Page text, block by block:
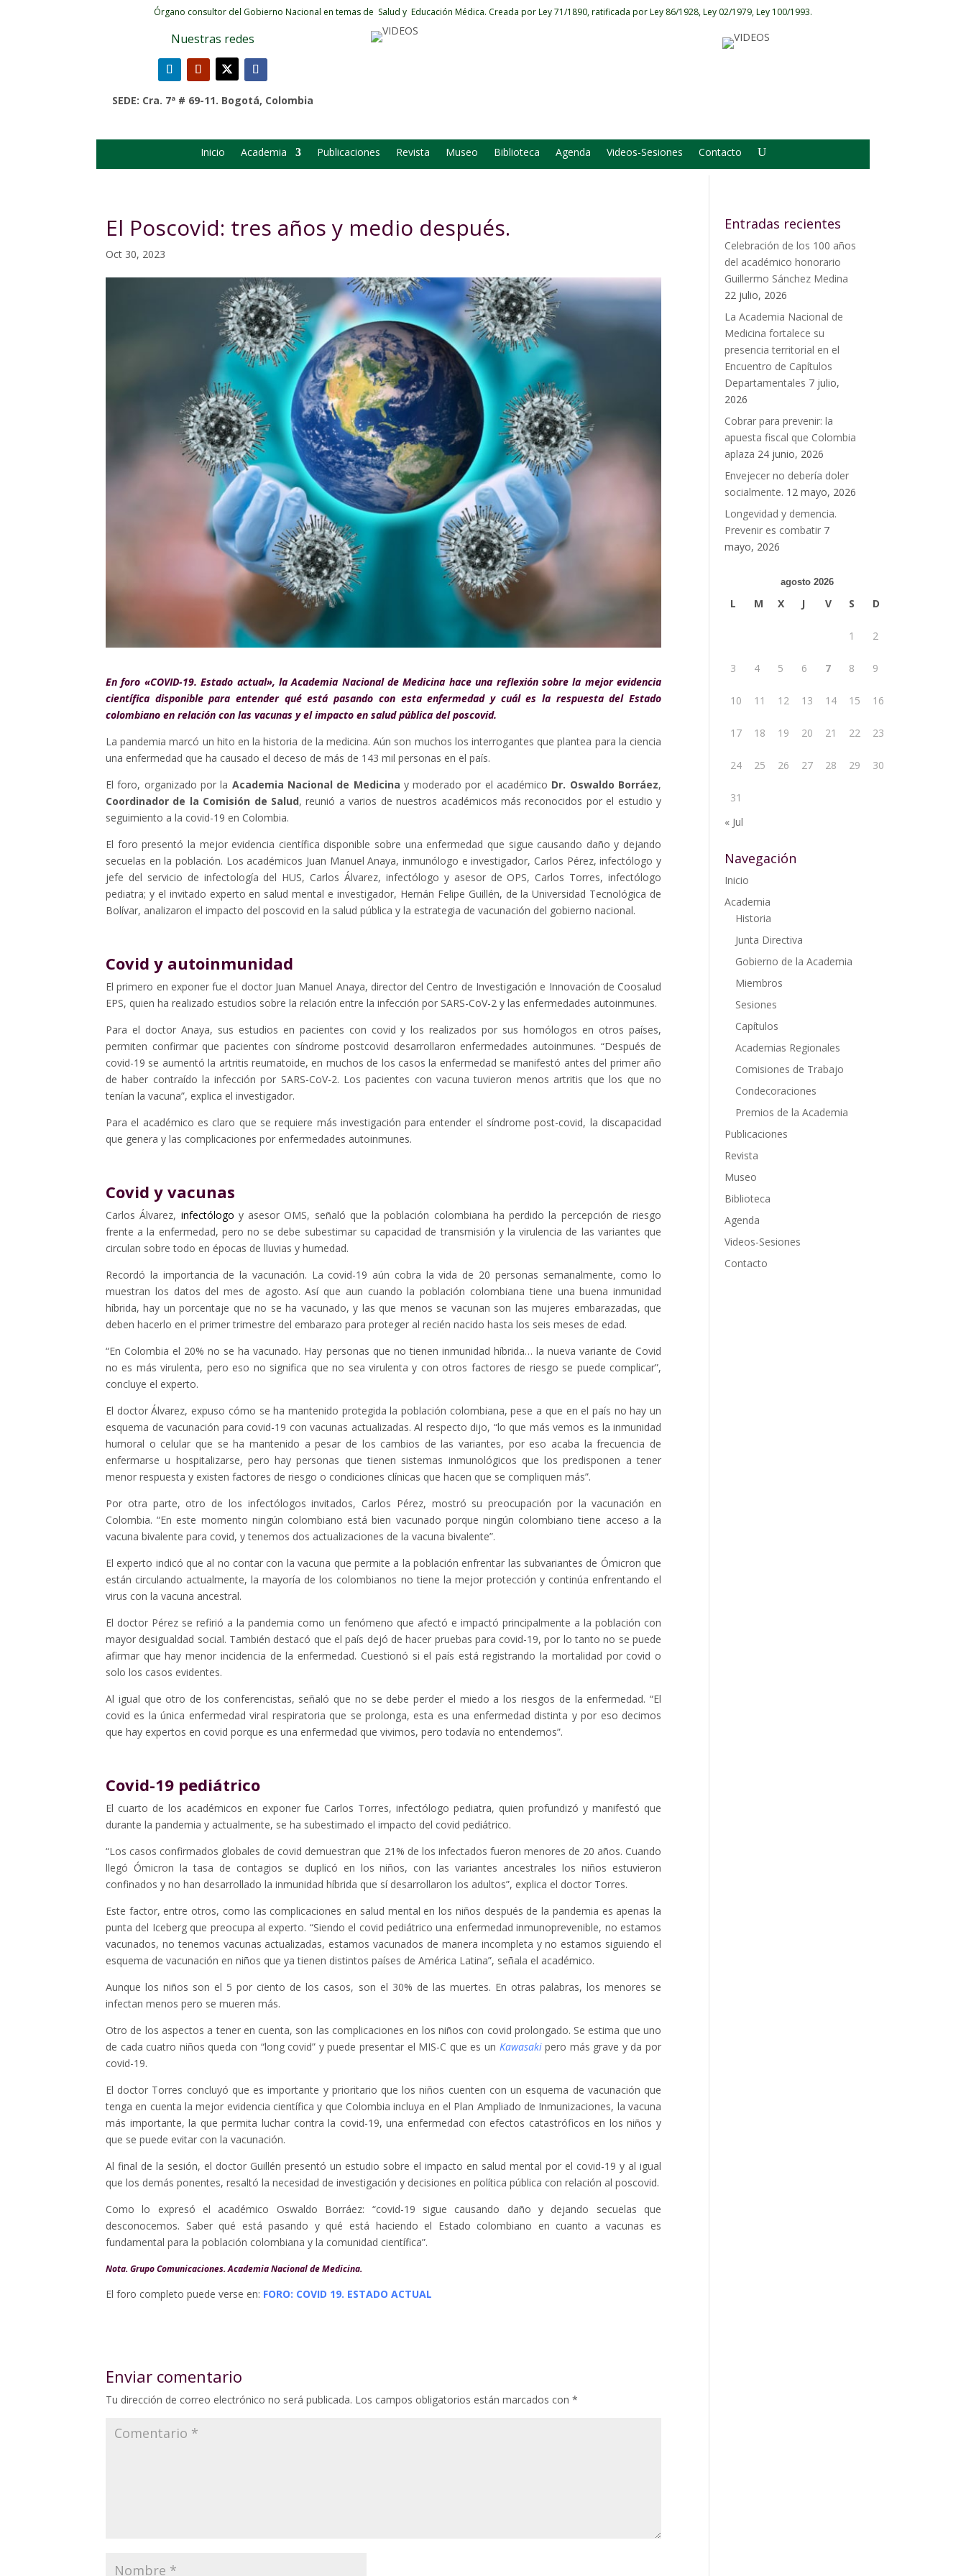
Órgano consultor del Gobierno Nacional en temas de Salud y Educación Médica. Creada por Ley 71/1890, ratificada por Ley 86/1928, Ley 02/1979, Ley 100/1993.
Nuestras redes
SEDE: Cra. 7ª # 69-11. Bogotá, Colombia
Inicio Academia Publicaciones Revista Museo Biblioteca Agenda Videos-Sesiones Contacto
El Poscovid: tres años y medio después.
Oct 30, 2023
En foro «COVID-19. Estado actual», la Academia Nacional de Medicina hace una reflexión sobre la mejor evidencia
científica disponible para entender qué está pasando con esta enfermedad y cuál es la respuesta del Estado
colombiano en relación con las vacunas y el impacto en salud pública del poscovid.
La pandemia marcó un hito en la historia de la medicina. Aún son muchos los interrogantes que plantea para la ciencia
una enfermedad que ha causado el deceso de más de 143 mil personas en el país.
El foro, organizado por la Academia Nacional de Medicina y moderado por el académico Dr. Oswaldo Borráez,
Coordinador de la Comisión de Salud, reunió a varios de nuestros académicos más reconocidos por el estudio y
seguimiento a la covid-19 en Colombia.
El foro presentó la mejor evidencia científica disponible sobre una enfermedad que sigue causando daño y dejando
secuelas en la población. Los académicos Juan Manuel Anaya, inmunólogo e investigador, Carlos Pérez, infectólogo y
jefe del servicio de infectología del HUS, Carlos Álvarez, infectólogo y asesor de OPS, Carlos Torres, infectólogo
pediatra; y el invitado experto en salud mental e investigador, Hernán Felipe Guillén, de la Universidad Tecnológica de
Bolívar, analizaron el impacto del poscovid en la salud pública y la estrategia de vacunación del gobierno nacional.
Covid y autoinmunidad
El primero en exponer fue el doctor Juan Manuel Anaya, director del Centro de Investigación e Innovación de Coosalud
EPS, quien ha realizado estudios sobre la relación entre la infección por SARS-CoV-2 y las enfermedades autoinmunes.
Para el doctor Anaya, sus estudios en pacientes con covid y los realizados por sus homólogos en otros países,
permiten confirmar que pacientes con síndrome postcovid desarrollaron enfermedades autoinmunes. “Después de
covid-19 se aumentó la artritis reumatoide, en muchos de los casos la enfermedad se manifestó antes del primer año
de haber contraído la infección por SARS-CoV-2. Los pacientes con vacuna tuvieron menos artritis que los que no
tenían la vacuna”, explica el investigador.
Para el académico es claro que se requiere más investigación para entender el síndrome post-covid, la discapacidad
que genera y las complicaciones por enfermedades autoinmunes.
Covid y vacunas
Carlos Álvarez, infectólogo y asesor OMS, señaló que la población colombiana ha perdido la percepción de riesgo
frente a la enfermedad, pero no se debe subestimar su capacidad de transmisión y la virulencia de las variantes que
circulan sobre todo en épocas de lluvias y humedad.
Recordó la importancia de la vacunación. La covid-19 aún cobra la vida de 20 personas semanalmente, como lo
muestran los datos del mes de agosto. Así que aun cuando la población colombiana tiene una buena inmunidad
híbrida, hay un porcentaje que no se ha vacunado, y las que menos se vacunan son las mujeres embarazadas, que
deben hacerlo en el primer trimestre del embarazo para proteger al recién nacido hasta los seis meses de edad.
“En Colombia el 20% no se ha vacunado. Hay personas que no tienen inmunidad híbrida… la nueva variante de Covid
no es más virulenta, pero eso no significa que no sea virulenta y con otros factores de riesgo se puede complicar”,
concluye el experto.
El doctor Álvarez, expuso cómo se ha mantenido protegida la población colombiana, pese a que en el país no hay un
esquema de vacunación para covid-19 con vacunas actualizadas. Al respecto dijo, “lo que más vemos es la inmunidad
humoral o celular que se ha mantenido a pesar de los cambios de las variantes, por eso acaba la frecuencia de
enfermarse u hospitalizarse, pero hay personas que tienen sistemas inmunológicos que los predisponen a tener
menor respuesta y existen factores de riesgo o condiciones clínicas que hacen que se compliquen más”.
Por otra parte, otro de los infectólogos invitados, Carlos Pérez, mostró su preocupación por la vacunación en
Colombia. “En este momento ningún colombiano está bien vacunado porque ningún colombiano tiene acceso a la
vacuna bivalente para covid, y tenemos dos actualizaciones de la vacuna bivalente”.
El experto indicó que al no contar con la vacuna que permite a la población enfrentar las subvariantes de Ómicron que
están circulando actualmente, la mayoría de los colombianos no tiene la mejor protección y continúa enfrentando el
virus con la vacuna ancestral.
El doctor Pérez se refirió a la pandemia como un fenómeno que afectó e impactó principalmente a la población con
mayor desigualdad social. También destacó que el país dejó de hacer pruebas para covid-19, por lo tanto no se puede
afirmar que hay menor incidencia de la enfermedad. Cuestionó si el país está registrando la mortalidad por covid o
solo los casos evidentes.
Al igual que otro de los conferencistas, señaló que no se debe perder el miedo a los riesgos de la enfermedad. “El
covid es la única enfermedad viral respiratoria que se prolonga, esta es una enfermedad distinta y por eso decimos
que hay expertos en covid porque es una enfermedad que vivimos, pero todavía no entendemos”.
Covid-19 pediátrico
El cuarto de los académicos en exponer fue Carlos Torres, infectólogo pediatra, quien profundizó y manifestó que
durante la pandemia y actualmente, se ha subestimado el impacto del covid pediátrico.
“Los casos confirmados globales de covid demuestran que 21% de los infectados fueron menores de 20 años. Cuando
llegó Ómicron la tasa de contagios se duplicó en los niños, con las variantes ancestrales los niños estuvieron
confinados y no han desarrollado la inmunidad híbrida que sí desarrollaron los adultos”, explica el doctor Torres.
Este factor, entre otros, como las complicaciones en salud mental en los niños después de la pandemia es apenas la
punta del Iceberg que preocupa al experto. “Siendo el covid pediátrico una enfermedad inmunoprevenible, no estamos
vacunados, no tenemos vacunas actualizadas, estamos vacunados de manera incompleta y no estamos siguiendo el
esquema de vacunación en niños que ya tienen distintos países de América Latina”, señala el académico.
Aunque los niños son el 5 por ciento de los casos, son el 30% de las muertes. En otras palabras, los menores se
infectan menos pero se mueren más.
Otro de los aspectos a tener en cuenta, son las complicaciones en los niños con covid prolongado. Se estima que uno
de cada cuatro niños queda con “long covid” y puede presentar el MIS-C que es un Kawasakipero más grave y da por
covid-19.
El doctor Torres concluyó que es importante y prioritario que los niños cuenten con un esquema de vacunación que
tenga en cuenta la mejor evidencia científica y que Colombia incluya en el Plan Ampliado de Inmunizaciones, la vacuna
más importante, la que permita luchar contra la covid-19, una enfermedad con efectos catastróficos en los niños y
que se puede evitar con la vacunación.
Al final de la sesión, el doctor Guillén presentó un estudio sobre el impacto en salud mental por el covid-19 y al igual
que los demás ponentes, resaltó la necesidad de investigación y decisiones en política pública con relación al poscovid.
Como lo expresó el académico Oswaldo Borráez: “covid-19 sigue causando daño y dejando secuelas que
desconocemos. Saber qué está pasando y qué está haciendo el Estado colombiano en cuanto a vacunas es
fundamental para la población colombiana y la comunidad científica”.
Nota. Grupo Comunicaciones. Academia Nacional de Medicina.
El foro completo puede verse en: FORO: COVID 19. ESTADO ACTUAL
Enviar comentario
Tu dirección de correo electrónico no será publicada. Los campos obligatorios están marcados con *
Entradas recientes
Celebración de los 100 años
del académico honorario
Guillermo Sánchez Medina
22 julio, 2026
La Academia Nacional de
Medicina fortalece su
presencia territorial en el
Encuentro de Capítulos
Departamentales 7 julio,
2026
Cobrar para prevenir: la
apuesta fiscal que Colombia
aplaza 24 junio, 2026
Envejecer no debería doler
socialmente. 12 mayo, 2026
Longevidad y demencia.
Prevenir es combatir 7
mayo, 2026
agosto 2026
L M X J V S D
1 2
3 4 5 6 7 8 9
10 11 12 13 14 15 16
17 18 19 20 21 22 23
24 25 26 27 28 29 30
31
« Jul
Navegación
Inicio
Academia
Historia
Junta Directiva
Gobierno de la Academia
Miembros
Sesiones
Capítulos
Academias Regionales
Comisiones de Trabajo
Condecoraciones
Premios de la Academia
Publicaciones
Revista
Museo
Biblioteca
Agenda
Videos-Sesiones
Contacto